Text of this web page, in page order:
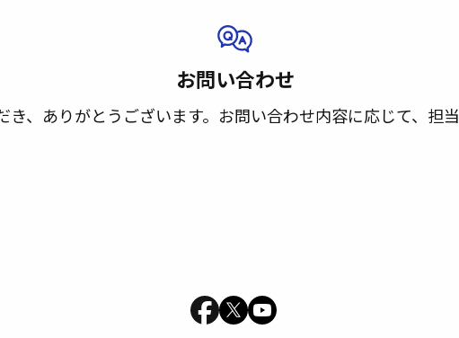
お問い合わせ
、 ありがとうございます。 お問い合わせ内容に応じて、 担